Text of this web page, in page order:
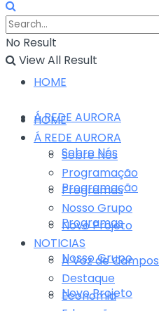
No Result
View All Result
HOME
Á REDE AURORA
Sobre Nós
Programação
Programas
Nosso Grupo
Novo Projeto
HOME
Á REDE AURORA
Sobre Nós
Programação
Programas
Nosso Grupo
Novo Projeto
NOTICIAS
A Voz de Campos
Destaque
Economia